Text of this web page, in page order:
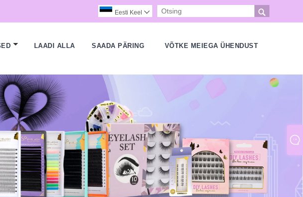

Eesti Keel 
LAADI ALLA SAADA PÄRING VÕTKE MEIEGA ÜHENDUST